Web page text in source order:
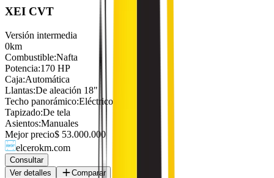
XEI CVT
Versión intermedia
0km
Combustible:Nafta
Potencia:170 HP
Caja:Automática
Llantas:De aleación 18"
Techo panorámico:Eléctrico
Tapizado:De tela
Asientos:Manuales
Mejor precio$ 53.000.000
elcerokm.com
Consultar
Ver detalles
Comparar